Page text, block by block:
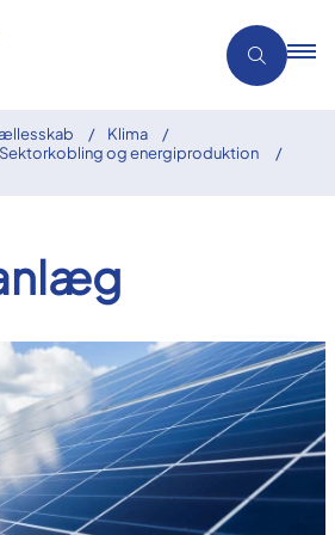
Klima
Sektorkobling og energiproduktion